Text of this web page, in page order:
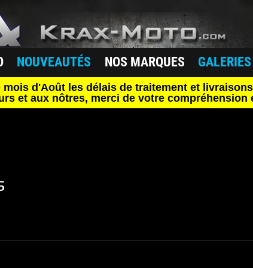
NOUVEAUTÉS NOS MARQUES GALERIES
mois d'Août les délais de traitement et
et aux nôtres, merci de votre compréhension